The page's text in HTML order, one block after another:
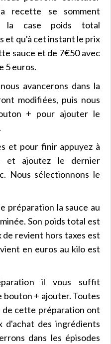
recette se somment
la case poids total
et qu'à cet instant le prix
sauce et de 7€50 avec
5 euros.
avancerons dans la
modifiées, puis nous
+ pour ajouter le
et pour finir appuyez à
et ajoutez le dernier
Nous sélectionnons le
préparation la sauce au
Son poids total est
de revient hors taxes est
en euros au kilo est
il vous suffit
bouton + ajouter. Toutes
de cette préparation ont
d'achat des ingrédients
dans les épisodes